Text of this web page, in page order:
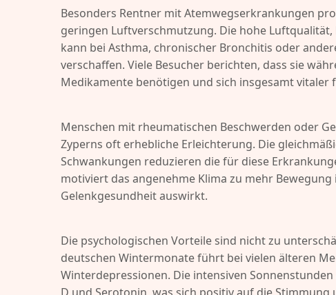
Besonders Rentner mit Atemwegserkrankungen
geringen Luftverschmutzung. Die hohe
kann bei Asthma, chronischer Bronchitis oder
verschaffen. Viele Besucher berichten, dass sie
Medikamente benötigen und sich insgesamt vitaler
Menschen mit rheumatischen Beschwerden oder
Zyperns oft erhebliche Erleichterung. Die
Schwankungen reduzieren die für diese
motiviert das angenehme Klima zu mehr
Gelenkgesundheit auswirkt.
Die psychologischen Vorteile sind nicht zu
deutschen Wintermonate führt bei vielen älteren
Winterdepressionen. Die intensiven